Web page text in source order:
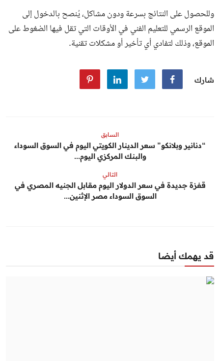
وللحصول على النتائج بسرعة ودون مشاكل، يُنصح بالدخول إلى
الموقع الرسمي للتعليم الفني في الأوقات التي تقل فيها الضغوط على
الموقع، وذلك لتفادي أي تأخير أو مشكلات تقنية.
شارك
السابق
“دنانير وبلانكو” سعر الدينار الكويتي اليوم في السوق السوداء
والبنك المركزي اليوم...
التالي
قفزة جديدة في سعر الدولار اليوم مقابل الجنيه المصري في
السوق السوداء مصر الإثنين...
قد يهمك أيضا